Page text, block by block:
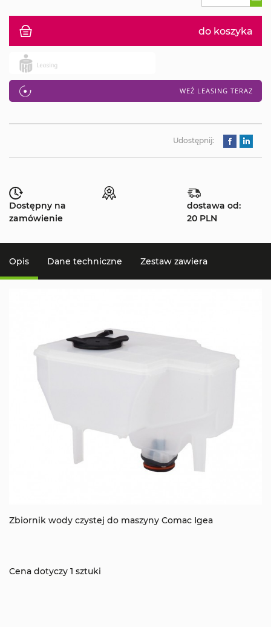
do koszyka
WEŹ LEASING TERAZ
Udostępnij:
Dostępny na
zamówienie
dostawa od:
20 PLN
Opis Dane techniczne Zestaw zawiera
Zbiornik wody czystej do maszyny Comac Igea
Cena dotyczy 1 sztuki